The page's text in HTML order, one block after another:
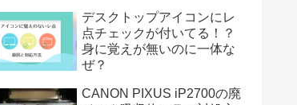
デスクトップアイコンにレ
点チェックが付いてる！？
身に覚えが無いのに一体な
ぜ？
CANON PIXUS iP2700の廃